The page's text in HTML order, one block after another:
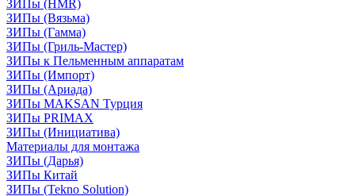
ЗИПы (HMR)
ЗИПы (Вязьма)
ЗИПы (Гамма)
ЗИПы (Гриль-Мастер)
ЗИПы к Пельменным аппаратам
ЗИПы (Импорт)
ЗИПы (Ариада)
ЗИПы MAKSAN Турция
ЗИПы PRIMAX
ЗИПы (Инициатива)
Материалы для монтажа
ЗИПы (Дарья)
ЗИПы Китай
ЗИПы (Tekno Solution)